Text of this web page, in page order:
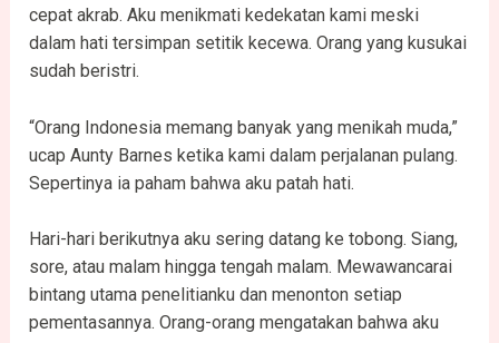
cepat akrab. Aku menikmati kedekatan kami meski
dalam hati tersimpan setitik kecewa. Orang yang kusukai
sudah beristri.
“Orang Indonesia memang banyak yang menikah muda,”
ucap Aunty Barnes ketika kami dalam perjalanan pulang.
Sepertinya ia paham bahwa aku patah hati.
Hari-hari berikutnya aku sering datang ke tobong. Siang,
sore, atau malam hingga tengah malam. Mewawancarai
bintang utama penelitianku dan menonton setiap
pementasannya. Orang-orang mengatakan bahwa aku